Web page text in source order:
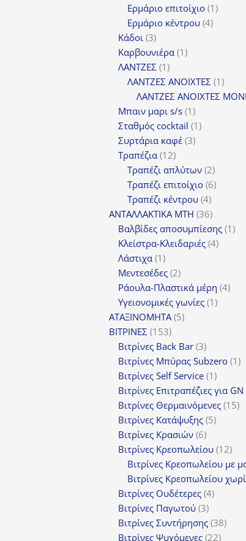
προϊόντα
Ερμάριο επιτοίχιο 11
Ερμάριο κέντρου 44
Κάδοι 33
προϊόντα
Καρβουνιέρα 11
ΛΑΝΤΖΕΣ 11
προϊόν
ΛΑΝΤΖΕΣ ΑΝΟΙΧΤΕΣ 11
ΛΑΝΤΖΕΣ ΑΝΟΙΧΤΕΣ
Μπαιν μαρι s/s 11
προϊόν
Σταθμός cocktail 11
Συρτάρια καφέ 33
Τραπέζια 1212
προϊόντα
Τραπέζι απλύτων 22
προϊόντα
Τραπέζι επιτοίχιο 66
Τραπέζι κέντρου 44
προϊόντα
ΑΝΤΑΛΛΑΚΤΙΚΑ MTH 3636
προϊόντα
Βαλβίδες αποσυμπίεσης 11
Κλείστρα-Κλειδαριές 44
Λάστιχα 11
προϊόν
Μεντεσέδες 22
προϊόντα
Ράουλα-Πλαστικά μέρη 44
Υγειονομικές γωνίες 11
ΑΤΑΞΙΝΟΜΗΤΑ 55
ΒΙΤΡΙΝΕΣ 153153
προϊόντα
Βιτρίνες Back Bar 33
προϊόντα
Βιτρίνες Mπύρας Subzero 11
Βιτρίνες Self Service 11
προϊόν
Βιτρίνες Επιτραπέζιες για GN
Βιτρίνες Θερμαινόμενες 1515
Βιτρίνες Κατάψυξης 55
Βιτρίνες Κρασιών 66
προϊόντα
Βιτρίνες Κρεοπωλείου 1212
Βιτρίνες Κρεοπωλείου με
Βιτρίνες Κρεοπωλείου
Βιτρίνες Ουδέτερες 44
Βιτρίνες Παγωτού 33
προϊόντα
Βιτρίνες Συντήρησης 3838
Βιτρίνες Ψυχόμενες 2222